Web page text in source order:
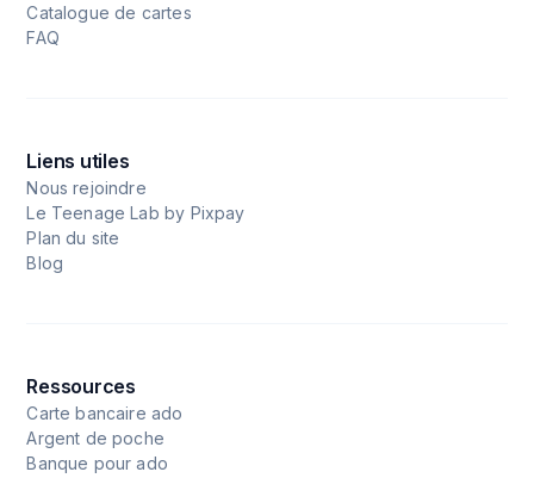
Catalogue de cartes
FAQ
Liens utiles
Nous rejoindre
Le Teenage Lab by Pixpay
Plan du site
Blog
Ressources
Carte bancaire ado
Argent de poche
Banque pour ado